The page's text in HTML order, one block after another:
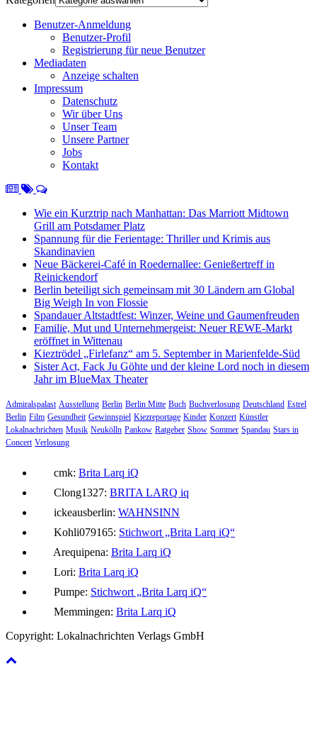
Benutzer-Anmeldung
Benutzer-Profil
Registrierung für neue Benutzer
Mediadaten
Anzeige schalten
Impressum
Datenschutz
Wir über Uns
Unser Team
Unsere Partner
Jobs
Kontakt
Wie ein Kurztrip nach Manhattan: Das Marriott Midtown
Grill am Potsdamer Platz
Spannung für die Ferientage: Thriller und Krimis aus
Skandinavien
Neue Bäckerei-Café in Roedernallee: Genießertreff in
Reinickendorf
Berlin beteiligt sich gemeinsam mit 30 Ländern am Global
Big Weigh In von Flossie
Spandauer Altstadtfest: Winzer, Weine und Gaumenfreuden
Familie, Mut und Unternehmergeist: Neuer REWE-Markt
eröffnet in Wittenau
Kieztrödel „Firlefanz“ am 5. September in Marienfelde-Süd
Sister Act, Fack Ju Göhte und der kleine Lord noch in diesem
Jahr im BlueMax Theater
Admiralspalast Ausstellung Berlin Berlin Mitte Buch Buchverlosung Deutschland Estrel
Berlin Film Gesundheit Gewinnspiel Kiezreportage Kinder Konzert Künstler
Lokalnachrichten Musik Neukölln Pankow Ratgeber Show Sommer Spandau Stars in
Concert Verlosung
cmk: Brita Larq iQ
Clong1327: BRITA LARQ iq
ickeausberlin: WAHNSINN
Kohli079165: Stichwort „Brita Larq iQ“
Arequipena: Brita Larq iQ
Lori: Brita Larq iQ
Pumpe: Stichwort „Brita Larq iQ“
Memmingen: Brita Larq iQ
Copyright: Lokalnachrichten Verlags GmbH